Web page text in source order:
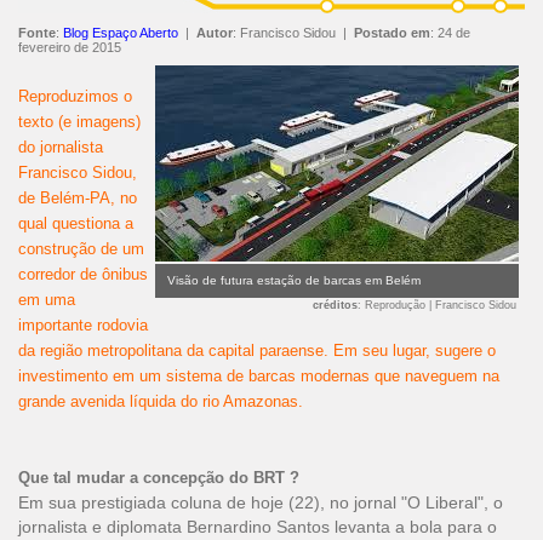
Fonte: Blog Espaço Aberto | Autor: Francisco Sidou | Postado em: 24 de
fevereiro de 2015
Visão de futura estação de barcas em Belém
créditos: Reprodução | Francisco Sidou
Reproduzimos o
texto (e imagens)
do jornalista
Francisco Sidou,
de Belém-PA, no
qual questiona a
construção de um
corredor de ônibus
em uma
importante rodovia
da região metropolitana da capital paraense. Em seu lugar, sugere o
investimento em um sistema de barcas modernas que naveguem na
grande avenida líquida do rio Amazonas.
Que tal mudar a concepção do BRT ?
Em sua prestigiada coluna de hoje (22), no jornal "O Liberal", o
jornalista e diplomata Bernardino Santos levanta a bola para o